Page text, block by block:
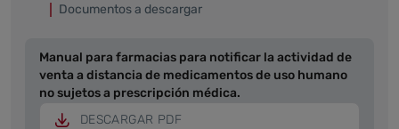
Documentos a descargar
Manual para farmacias para notificar la actividad de
venta a distancia de medicamentos de uso humano
no sujetos a prescripción médica.
DESCARGAR PDF